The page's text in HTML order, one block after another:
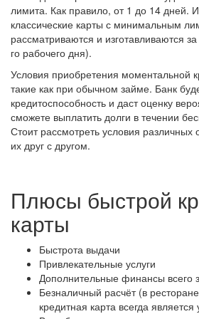
лимита. Как правило, от 1 до 14 дней.
классические карты с минимальным
рассматриваются и изготавливаются
го рабочего дня).
Условия приобретения моментальной
такие как при обычном займе. Банк
кредитоспособность и даст оценку
сможете выплатить долги в течении
Стоит рассмотреть условия различных
их друг с другом.
Плюсы быстрой
карты
Быстрота выдачи
Привлекательные услуги
Дополнительные финансы всего
Безналичный расчёт (в
кредитная карта всегда